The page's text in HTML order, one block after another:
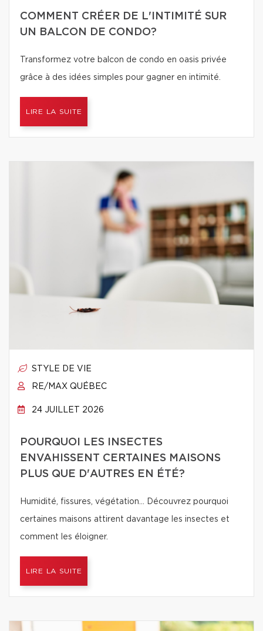
COMMENT CRÉER DE L'INTIMITÉ SUR
UN BALCON DE CONDO?
Transformez votre balcon de condo en oasis privée
grâce à des idées simples pour gagner en intimité.
LIRE LA SUITE
STYLE DE VIE
RE/MAX QUÉBEC
24 JUILLET 2026
POURQUOI LES INSECTES
ENVAHISSENT CERTAINES MAISONS
PLUS QUE D'AUTRES EN ÉTÉ?
Humidité, fissures, végétation… Découvrez pourquoi
certaines maisons attirent davantage les insectes et
comment les éloigner.
LIRE LA SUITE